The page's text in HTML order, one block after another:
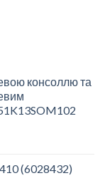
консоллю та
(6028432)